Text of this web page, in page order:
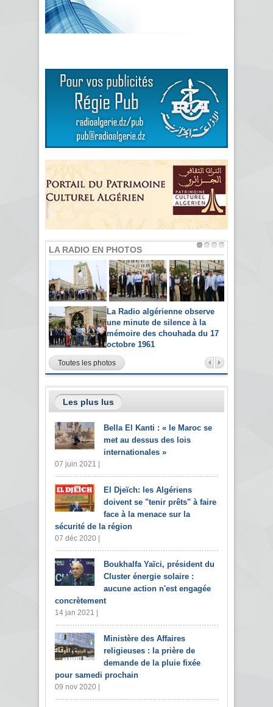
LA RADIO EN PHOTOS
La Radio algérienne observe
une minute de silence à la
mémoire des chouhada du 17
octobre 1961
Toutes les photos
Les plus lus
Bella El Kanti : « le Maroc se
met au dessus des lois
internationales »
07 juin 2021 |
El Djeïch: les Algériens
doivent se "tenir prêts" à faire
face à la menace sur la
sécurité de la région
07 déc 2020 |
Boukhalfa Yaïci, président du
Cluster énergie solaire :
aucune action n'est engagée
concrètement
14 jan 2021 |
Ministère des Affaires
religieuses : la prière de
demande de la pluie fixée
pour samedi prochain
09 nov 2020 |